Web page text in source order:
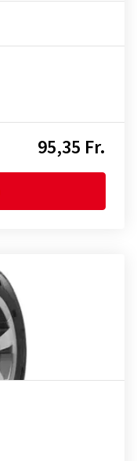
95,35 Fr.